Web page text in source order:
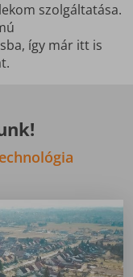
szolgáltatása.
így már itt is